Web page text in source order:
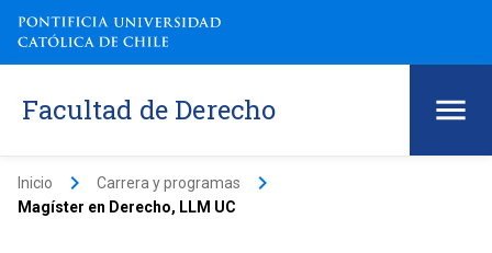
Facultad de Derecho
Inicio keyboard_arrow_right Carrera y programas keyboard_arrow_right
Magíster en Derecho, LLM UC